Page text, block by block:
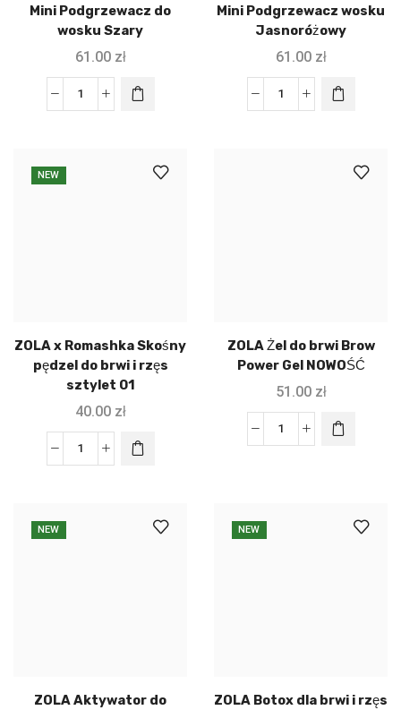
Mini Podgrzewacz do
wosku Szary
61.00 zł
Mini Podgrzewacz wosku
Jasnoróżowy
61.00 zł
NEW
ZOLA x Romashka Skośny
pędzel do brwi i rzęs
sztylet 01
40.00 zł
ZOLA Żel do brwi Brow
Power Gel NOWOŚĆ
51.00 zł
NEW
ZOLA Aktywator do
NEW
ZOLA Botox dla brwi i rzęs